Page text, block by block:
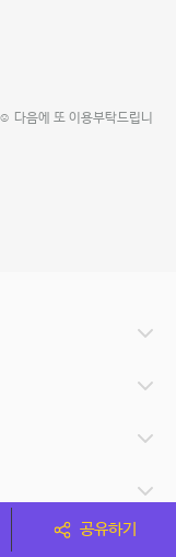
다음에 또 이용부탁드립니
공유하기